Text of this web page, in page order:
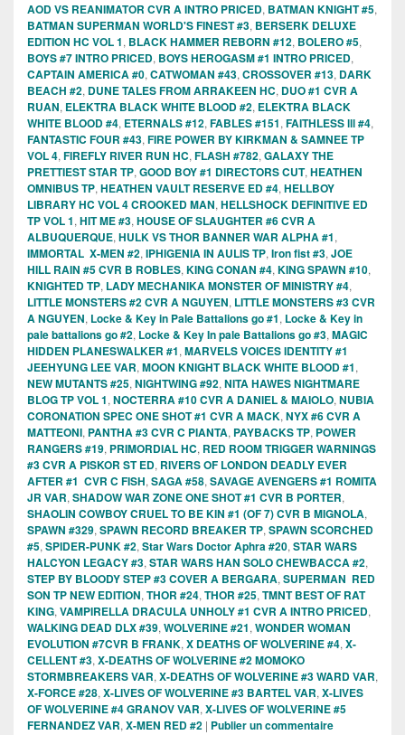
AOD VS REANIMATOR CVR A INTRO PRICED, BATMAN KNIGHT #5,
BATMAN SUPERMAN WORLD'S FINEST #3, BERSERK DELUXE
EDITION HC VOL 1, BLACK HAMMER REBORN #12, BOLERO #5,
BOYS #7 INTRO PRICED, BOYS HEROGASM #1 INTRO PRICED,
CAPTAIN AMERICA #0, CATWOMAN #43, CROSSOVER #13, DARK
BEACH #2, DUNE TALES FROM ARRAKEEN HC, DUO #1 CVR A
RUAN, ELEKTRA BLACK WHITE BLOOD #2, ELEKTRA BLACK
WHITE BLOOD #4, ETERNALS #12, FABLES #151, FAITHLESS lll #4,
FANTASTIC FOUR #43, FIRE POWER BY KIRKMAN & SAMNEE TP
VOL 4, FIREFLY RIVER RUN HC, FLASH #782, GALAXY THE
PRETTIEST STAR TP, GOOD BOY #1 DIRECTORS CUT, HEATHEN
OMNIBUS TP, HEATHEN VAULT RESERVE ED #4, HELLBOY
LIBRARY HC VOL 4 CROOKED MAN, HELLSHOCK DEFINITIVE ED
TP VOL 1, HIT ME #3, HOUSE OF SLAUGHTER #6 CVR A
ALBUQUERQUE, HULK VS THOR BANNER WAR ALPHA #1,
IMMORTAL X-MEN #2, IPHIGENIA IN AULIS TP, Iron fist #3, JOE
HILL RAIN #5 CVR B ROBLES, KING CONAN #4, KING SPAWN #10,
KNIGHTED TP, LADY MECHANIKA MONSTER OF MINISTRY #4,
LITTLE MONSTERS #2 CVR A NGUYEN, LITTLE MONSTERS #3 CVR
A NGUYEN, Locke & Key in Pale Battalions go #1, Locke & Key in
pale battalions go #2, Locke & Key In pale Battalions go #3, MAGIC
HIDDEN PLANESWALKER #1, MARVELS VOICES IDENTITY #1
JEEHYUNG LEE VAR, MOON KNIGHT BLACK WHITE BLOOD #1,
NEW MUTANTS #25, NIGHTWING #92, NITA HAWES NIGHTMARE
BLOG TP VOL 1, NOCTERRA #10 CVR A DANIEL & MAIOLO, NUBIA
CORONATION SPEC ONE SHOT #1 CVR A MACK, NYX #6 CVR A
MATTEONI, PANTHA #3 CVR C PIANTA, PAYBACKS TP, POWER
RANGERS #19, PRIMORDIAL HC, RED ROOM TRIGGER WARNINGS
#3 CVR A PISKOR ST ED, RIVERS OF LONDON DEADLY EVER
AFTER #1 CVR C FISH, SAGA #58, SAVAGE AVENGERS #1 ROMITA
JR VAR, SHADOW WAR ZONE ONE SHOT #1 CVR B PORTER,
SHAOLIN COWBOY CRUEL TO BE KIN #1 (OF 7) CVR B MIGNOLA,
SPAWN #329, SPAWN RECORD BREAKER TP, SPAWN SCORCHED
#5, SPIDER-PUNK #2, Star Wars Doctor Aphra #20, STAR WARS
HALCYON LEGACY #3, STAR WARS HAN SOLO CHEWBACCA #2,
STEP BY BLOODY STEP #3 COVER A BERGARA, SUPERMAN RED
SON TP NEW EDITION, THOR #24, THOR #25, TMNT BEST OF RAT
KING, VAMPIRELLA DRACULA UNHOLY #1 CVR A INTRO PRICED,
WALKING DEAD DLX #39, WOLVERINE #21, WONDER WOMAN
EVOLUTION #7CVR B FRANK, X DEATHS OF WOLVERINE #4, X-
CELLENT #3, X-DEATHS OF WOLVERINE #2 MOMOKO
STORMBREAKERS VAR, X-DEATHS OF WOLVERINE #3 WARD VAR,
X-FORCE #28, X-LIVES OF WOLVERINE #3 BARTEL VAR, X-LIVES
OF WOLVERINE #4 GRANOV VAR, X-LIVES OF WOLVERINE #5
FERNANDEZ VAR, X-MEN RED #2 | Publier un commentaire